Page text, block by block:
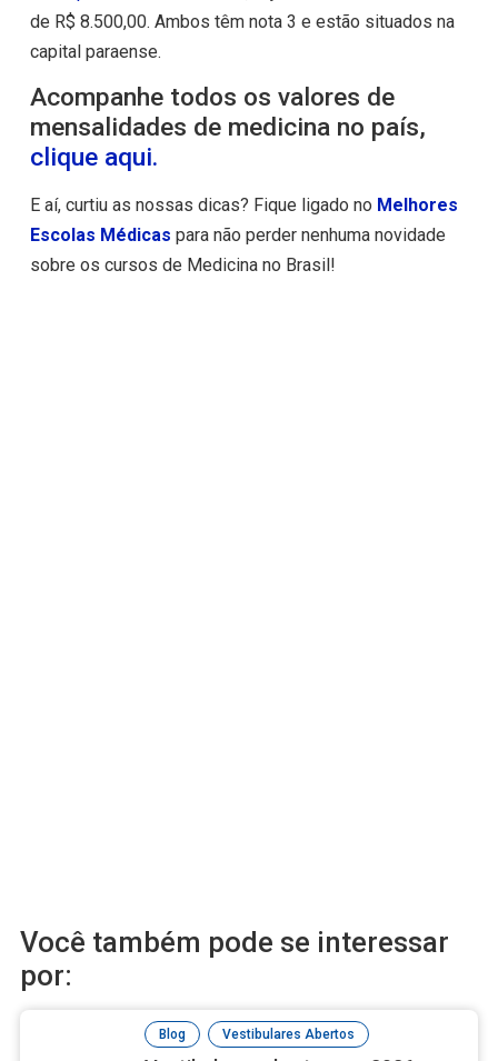
de R$ 8.500,00. Ambos têm nota 3 e estão situados na
capital paraense.
Acompanhe todos os valores de
mensalidades de medicina no país,
clique aqui.
E aí, curtiu as nossas dicas? Fique ligado no Melhores
Escolas Médicas para não perder nenhuma novidade
sobre os cursos de Medicina no Brasil!
Você também pode se interessar
por:
Blog , Vestibulares Abertos